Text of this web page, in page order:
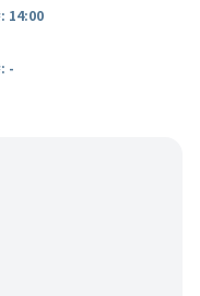
: 14:00
: -